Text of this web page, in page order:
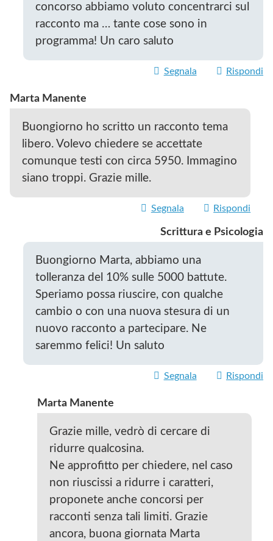
concorso abbiamo voluto concentrarci sul
racconto ma … tante cose sono in
programma! Un caro saluto
Segnala Rispondi
Marta Manente
Buongiorno ho scritto un racconto tema
libero. Volevo chiedere se accettate
comunque testi con circa 5950. Immagino
siano troppi. Grazie mille.
Segnala Rispondi
Scrittura e Psicologia
Buongiorno Marta, abbiamo una
tolleranza del 10% sulle 5000 battute.
Speriamo possa riuscire, con qualche
cambio o con una nuova stesura di un
nuovo racconto a partecipare. Ne
saremmo felici! Un saluto
Segnala Rispondi
Marta Manente
Grazie mille, vedrò di cercare di
ridurre qualcosina.
Ne approfitto per chiedere, nel caso
non riuscissi a ridurre i caratteri,
proponete anche concorsi per
racconti senza tali limiti. Grazie
ancora, buona giornata Marta